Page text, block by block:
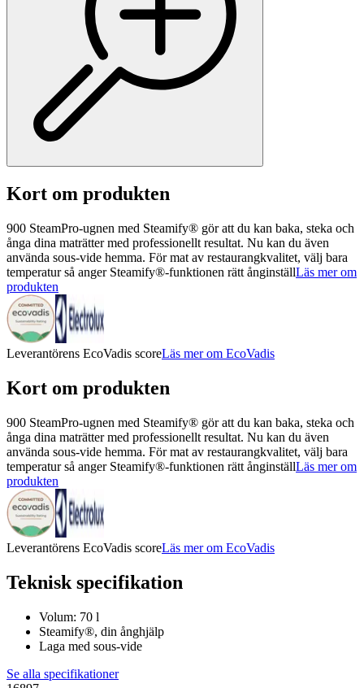
Kort om produkten
900 SteamPro-ugnen med Steamify® gör att du kan baka, steka och
ånga dina maträtter med professionellt resultat. Nu kan du även
använda sous-vide hemma. För mat av restaurangkvalitet, välj bara
temperatur så anger Steamify®-funktionen rätt ånginställLäs mer om
produkten
Leverantörens EcoVadis scoreLäs mer om EcoVadis
Kort om produkten
900 SteamPro-ugnen med Steamify® gör att du kan baka, steka och
ånga dina maträtter med professionellt resultat. Nu kan du även
använda sous-vide hemma. För mat av restaurangkvalitet, välj bara
temperatur så anger Steamify®-funktionen rätt ånginställLäs mer om
produkten
Leverantörens EcoVadis scoreLäs mer om EcoVadis
Teknisk specifikation
Volum: 70 l
Steamify®, din ånghjälp
Laga med sous-vide
Se alla specifikationer